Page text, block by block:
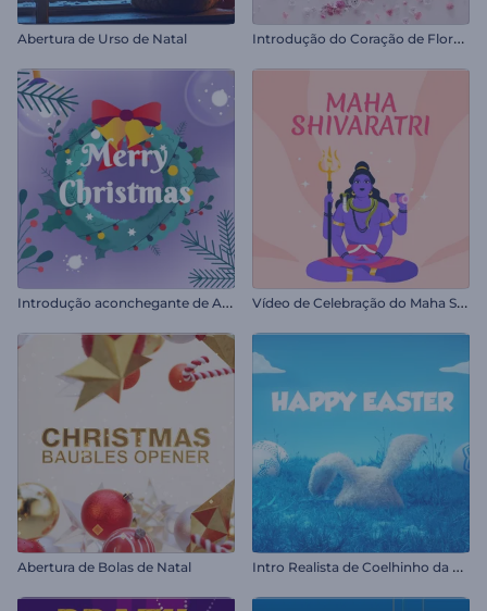
Abertura de Urso de Natal I
ntrodução do Coração de Flores do Dia dos Namorados
I
ntrodução aconchegante de Ano Novo V
ídeo de Celebração do Maha Shivratri
Abertura de Bolas de Natal I
ntro Realista de Coelhinho da Páscoa